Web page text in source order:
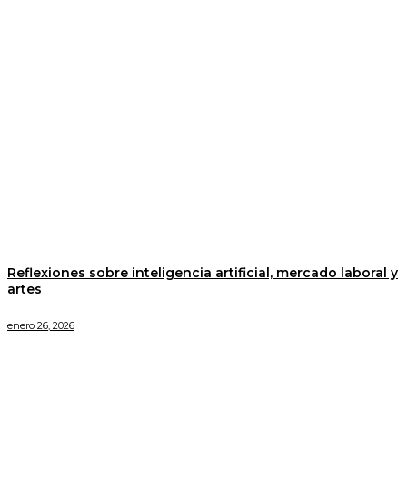
Reflexiones sobre inteligencia artificial, mercado laboral y
artes
enero 26, 2026